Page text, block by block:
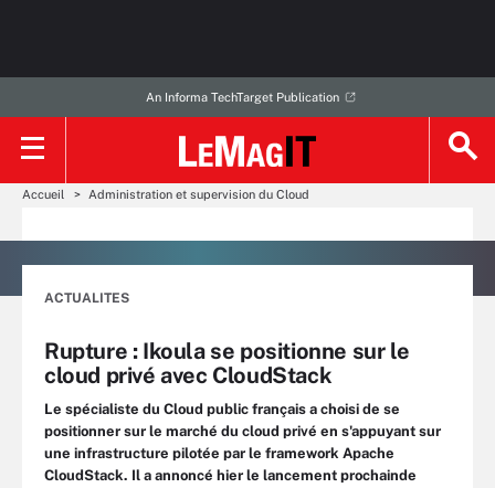
An Informa TechTarget Publication
Accueil Administration et supervision du Cloud
ACTUALITES
Rupture : Ikoula se positionne sur le
cloud privé avec CloudStack
Le spécialiste du Cloud public français a choisi de se
positionner sur le marché du cloud privé en s'appuyant sur
une infrastructure pilotée par le framework Apache
CloudStack. Il a annoncé hier le lancement prochainde